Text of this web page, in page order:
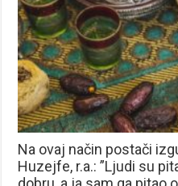
Na ovaj način postači
Huzejfe, r.a.: ”Ljudi su